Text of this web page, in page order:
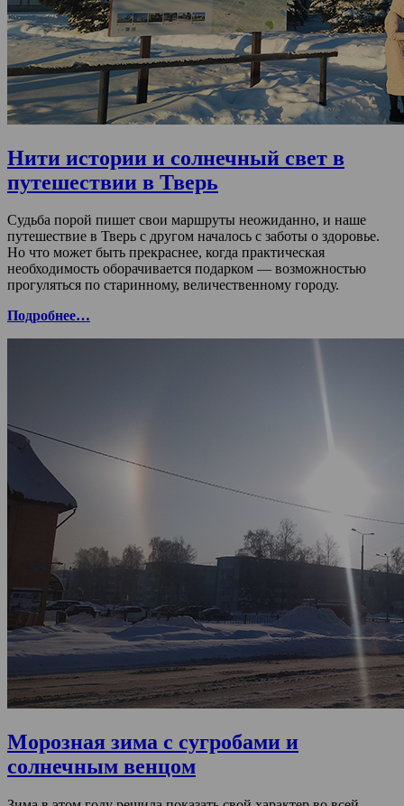
Нити истории и солнечный свет в
путешествии в Тверь
Судьба порой пишет свои маршруты неожиданно, и наше
путешествие в Тверь с другом началось с заботы о здоровье.
Но что может быть прекраснее, когда практическая
необходимость оборачивается подарком — возможностью
прогуляться по старинному, величественному городу.
Подробнее…
Морозная зима с сугробами и
солнечным венцом